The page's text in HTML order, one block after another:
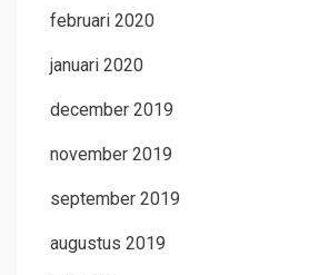
februari 2020
januari 2020
december 2019
november 2019
september 2019
augustus 2019